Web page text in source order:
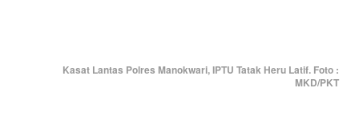
Kasat Lantas Polres Manokwari, IPTU Tatak Heru Latif. Foto :
MKD/PKT